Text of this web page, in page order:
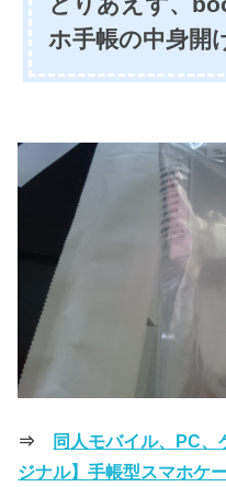
ホ手帳の中身開
⇒
同人モバイル、PC、
ジナル】手帳型スマホケ